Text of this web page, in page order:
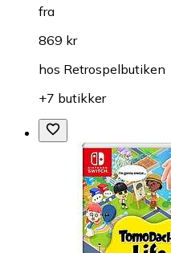
fra
869 kr
hos Retrospelbutiken
+7 butikker